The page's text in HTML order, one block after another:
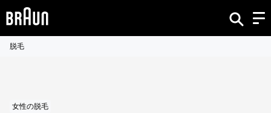
脱毛
女性の脱毛